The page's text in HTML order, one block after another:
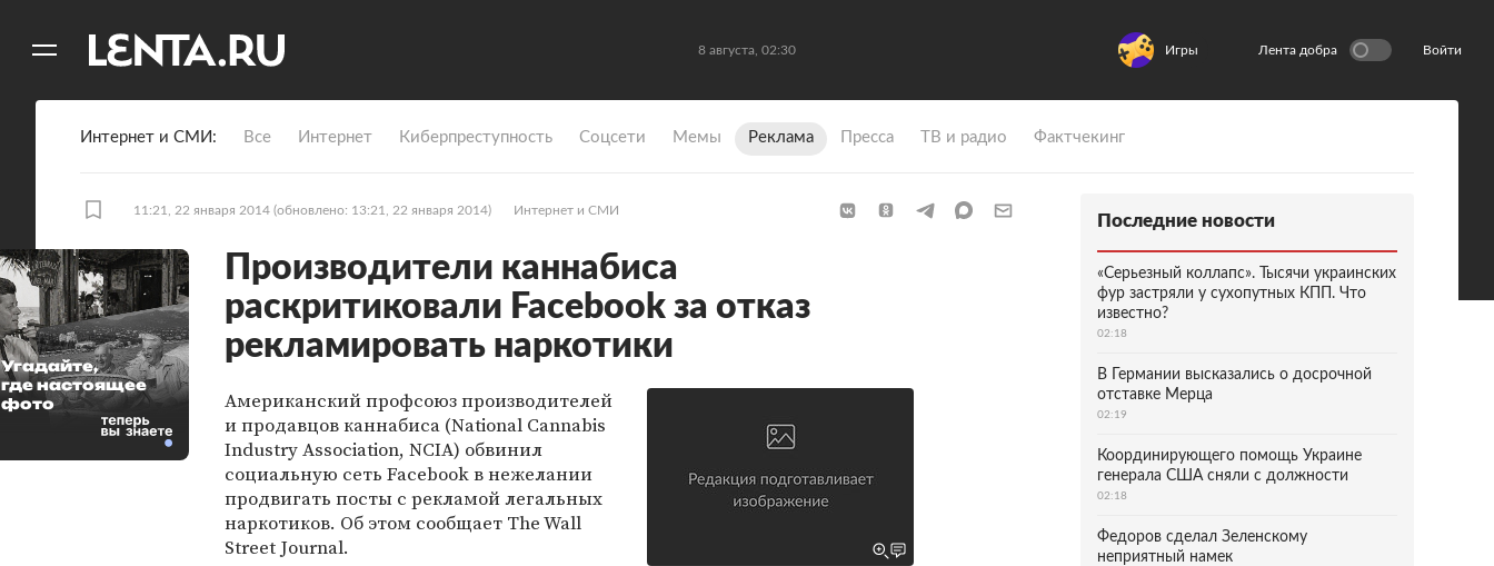
8 августа, 02:30 Игры Лента добра Войти
Интернет и СМИ Все Интернет Киберпреступность Coцсети Мемы Реклама Пресса ТВ и радио Фактчекинг
11:21, 22 января 2014 (обновлено: 13:21, 22 января 2014) Интернет и СМИ
Производители каннабиса
раскритиковали Facebook за отказ
рекламировать наркотики
Американский профсоюз производителей
и продавцов каннабиса (National Cannabis
Industry Association, NCIA) обвинил
социальную сеть Facebook в нежелании
продвигать посты с рекламой легальных
наркотиков. Об этом сообщает The Wall
Street Journal.
Угадайте,
где настоящее
фото
Последние новости
«Серьезный коллапс». Тысячи украинских
фур застряли у сухопутных КПП. Что
известно?
02:18
В Германии высказались о досрочной
отставке Мерца
02:19
Координирующего помощь Украине
генерала США сняли с должности
02:18
Федоров сделал Зеленскому
неприятный намек